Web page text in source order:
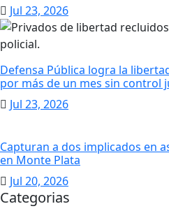
Jul 23, 2026
Defensa Pública logra la
por más de un mes sin control
Jul 23, 2026
Capturan a dos implicados en
en Monte Plata
Jul 20, 2026
Categorias